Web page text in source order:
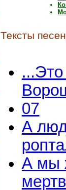
Тексты
07
А
А мы